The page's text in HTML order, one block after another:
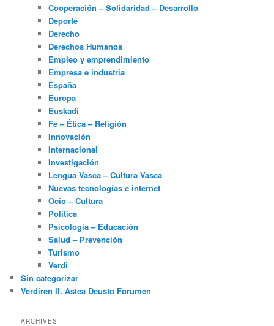
Cooperación – Solidaridad – Desarrollo
Deporte
Derecho
Derechos Humanos
Empleo y emprendimiento
Empresa e industria
España
Europa
Euskadi
Fe – Ética – Religión
Innovación
Internacional
Investigación
Lengua Vasca – Cultura Vasca
Nuevas tecnologías e internet
Ocio – Cultura
Política
Psicología – Educación
Salud – Prevención
Turismo
Verdi
Sin categorizar
Verdiren II. Astea Deusto Forumen
ARCHIVES